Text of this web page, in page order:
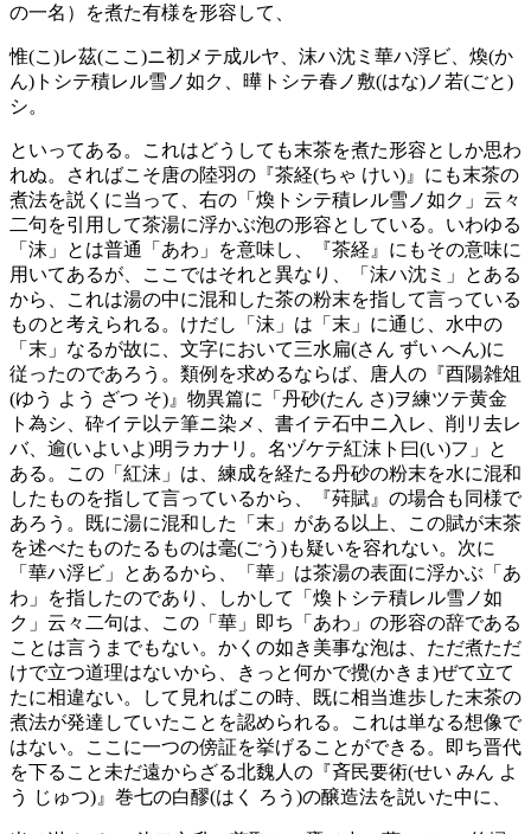
の一名）を煮た有様を形容して、
惟(こ)レ茲(ここ)ニ初メテ成ルヤ、沫ハ沈ミ華ハ浮ビ、煥(か
ん)トシテ積レル雪ノ如ク、曄トシテ春ノ敷(はな)ノ若(ごと)
シ。
といってある。これはどうしても末茶を煮た形容としか思わ
れぬ。さればこそ唐の陸羽の『茶経(ちゃ けい)』にも末茶の
煮法を説くに当って、右の「煥トシテ積レル雪ノ如ク」云々
二句を引用して茶湯に浮かぶ泡の形容としている。いわゆる
「沫」とは普通「あわ」を意味し、『茶経』にもその意味に
用いてあるが、ここではそれと異なり、「沫ハ沈ミ」とある
から、これは湯の中に混和した茶の粉末を指して言っている
ものと考えられる。けだし「沫」は「末」に通じ、水中の
「末」なるが故に、文字において三水扁(さん ずい へん)に
従ったのであろう。類例を求めるならば、唐人の『酉陽雑俎
(ゆう よう ざつ そ)』物異篇に「丹砂(たん さ)ヲ練ツテ黄金
ト為シ、砕イテ以テ筆ニ染メ、書イテ石中ニ入レ、削リ去レ
バ、逾(いよいよ)明ラカナリ。名ヅケテ紅沫ト曰(い)フ」と
ある。この「紅沫」は、練成を経たる丹砂の粉末を水に混和
したものを指して言っているから、『荈賦』の場合も同様で
あろう。既に湯に混和した「末」がある以上、この賦が末茶
を述べたものたるものは毫(ごう)も疑いを容れない。次に
「華ハ浮ビ」とあるから、「華」は茶湯の表面に浮かぶ「あ
わ」を指したのであり、しかして「煥トシテ積レル雪ノ如
ク」云々二句は、この「華」即ち「あわ」の形容の辞である
ことは言うまでもない。かくの如き美事な泡は、ただ煮ただ
けで立つ道理はないから、きっと何かで攪(かきま)ぜて立て
たに相違ない。して見ればこの時、既に相当進歩した末茶の
煮法が発達していたことを認められる。これは単なる想像で
はない。ここに一つの傍証を挙げることができる。即ち晋代
を下ること未だ遠からざる北魏人の『斉民要術(せい みん よ
う じゅつ)』巻七の白醪(はく ろう)の醸造法を説いた中に、